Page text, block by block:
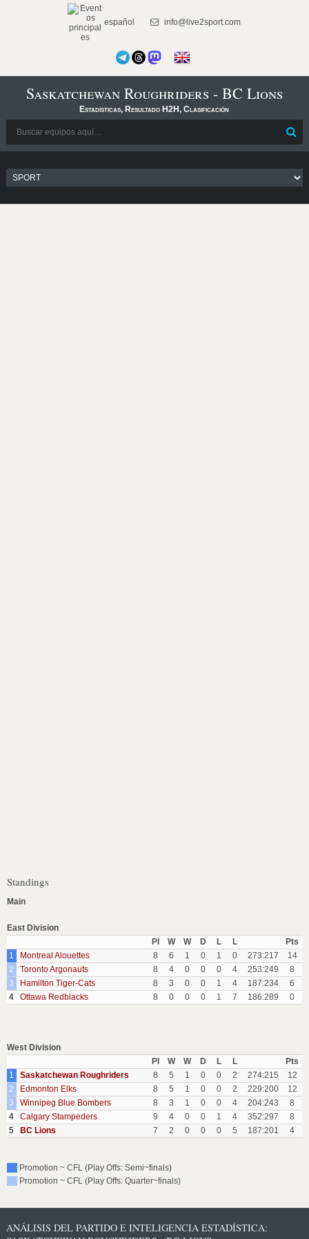
español info@live2sport.com
Saskatchewan Roughriders - BC Lions
Estadísticas, Resultado H2H, Clasificación
Standings
Main
East Division
Pl
W W D L L
Pts
1
Montreal Alouettes 8 6 1 0 1 0 273:217
14
2
Toronto Argonauts 8 4 0 0 0 4 253:249
8
3
Hamilton Tiger-Cats 8 3 0 0 1 4 187:234
6
4
Ottawa Redblacks 8 0 0 0 1 7 186:289 0
West Division
Pl
W W D L L
Pts
1
Saskatchewan Roughriders 8 5 1 0 0 2 274:215
12
2
Edmonton Elks 8 5 1 0 0 2 229:200
12
3
Winnipeg Blue Bombers 8 3 1 0 0 4 204:243
8
4
Calgary Stampeders 9 4 0 0 1 4 352:297
8
5
BC Lions 7 2 0 0 0 5 187:201 4
Promotion ~ CFL (Play Offs: Semi~finals)
Promotion ~ CFL (Play Offs: Quarter~finals)
ANÁLISIS DEL PARTIDO E INTELIGENCIA ESTADÍSTICA: